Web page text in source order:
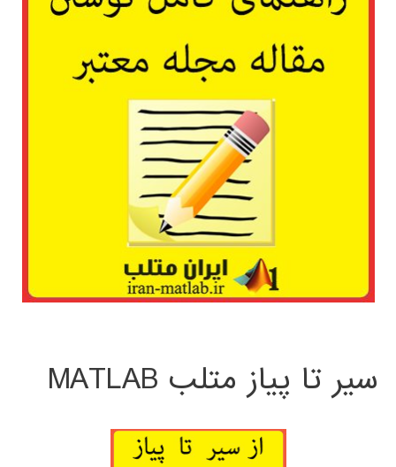
سیر تا پیاز متلب MATLAB